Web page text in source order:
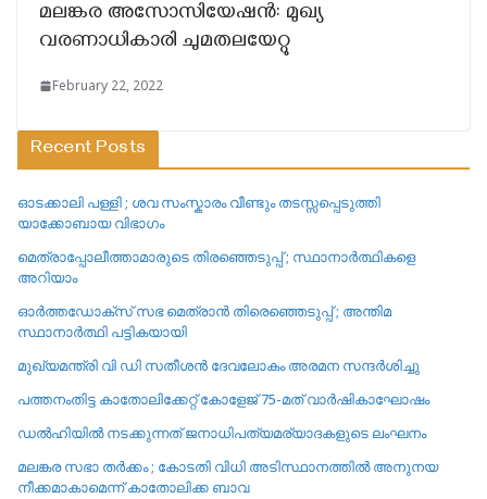
മലങ്കര അസോസിയേഷന്‍: മുഖ്യ
വരണാധികാരി ചുമതലയേറ്റു
February 22, 2022
Recent Posts
ഓടക്കാലി പള്ളി ; ശവ സംസ്കാരം വീണ്ടും തടസ്സപ്പെടുത്തി
യാക്കോബായ വിഭാഗം
മെത്രാപ്പോലീത്താമാരുടെ തിരഞ്ഞെടുപ്പ് ; സ്ഥാനാർത്ഥികളെ
അറിയാം
ഓർത്തഡോക്സ് സഭ മെത്രാൻ തിരെഞ്ഞെടുപ്പ് ; അന്തിമ
സ്ഥാനാർത്ഥി പട്ടികയായി
മുഖ്യമന്ത്രി വി ഡി സതീശൻ ദേവലോകം അരമന സന്ദർശിച്ചു
പത്തനംതിട്ട കാതോലിക്കേറ്റ്‌ കോളേജ്‌ 75-മത് വാർഷികാഘോഷം
ഡൽഹിയിൽ നടക്കുന്നത് ജനാധിപത്യമര്യാദകളുടെ ലംഘനം
മലങ്കര സഭാ തർക്കം ; കോടതി വിധി അടിസ്ഥാനത്തിൽ അനുനയ
നീക്കമാകാമെന്ന് കാതോലിക്ക ബാവ